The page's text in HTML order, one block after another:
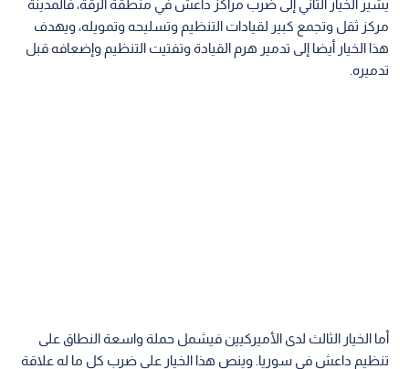
يشير الخيار الثاني إلى ضرب مراكز داعش في منطقة الرقة، فالمدينة
مركز ثقل وتجمع كبير لقيادات التنظيم وتسليحه وتمويله، ويهدف
هذا الخيار أيضا إلى تدمير هرم القيادة وتفتيت التنظيم وإضعافه قبل
تدميره.
أما الخيار الثالث لدى الأميركيين فيشمل حملة واسعة النطاق على
تنظيم داعش في سوريا. وينص هذا الخيار على ضرب كل ما له علاقة